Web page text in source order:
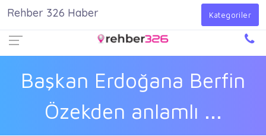
Giriş Yap
Başkan Erdoğana Berfin
Özekden anlamlı ...
Rehber 326 Haber Kategoriler